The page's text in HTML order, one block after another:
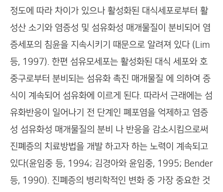
정도에 따라 차이가 있으나 활성화된 대식세포로부터 활
성산 소기와 염증성 및 섬유화성 매개물질이 분비되어 염
증세포의 침윤을 지속시키기 때문으로 알려져 있다 (Lim
등, 1997). 한편 섬유모세포는 활성화된 대식 세포와 호
중구로부터 분비되는 섬유화 촉진 매개물질 에 의하여 증
식이 계속되어 섬유화에 이르게 된다. 따라서 근래에는 섬
유화반응이 일어나기 전 단계인 폐포염을 억제하고 염증
성 섬유화성 매개물질의 분비 나 반응을 감소시킴으로써
진폐증의 치료방법을 개발 하고자 하는 노력이 계속되고
있다(윤임중 등, 1994; 김경아와 윤임중, 1995; Bender
등, 1990). 진폐증의 병리학적인 변화 중 가장 중요한 것